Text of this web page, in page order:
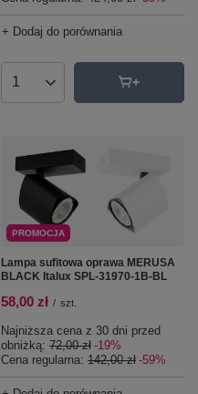
+ Dodaj do porównania
Ilość produktów
PROMOCJA
Lampa sufitowa oprawa MERUSA
BLACK Italux SPL-31970-1B-BL
58,00 zł / szt.
Najniższa cena z 30 dni przed
obniżką: 72,00 zł -19%
Cena regularna: 142,00 zł -59%